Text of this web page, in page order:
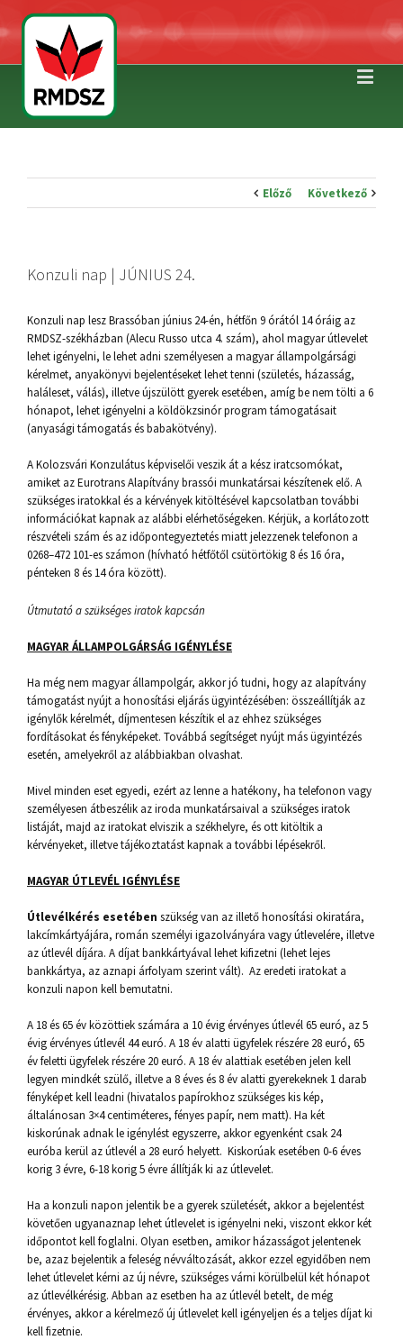
Előző Következő
Konzuli nap | JÚNIUS 24.
Konzuli nap lesz Brassóban június 24-én, hétfőn 9 órától 14 óráig az
RMDSZ-székházban (Alecu Russo utca 4. szám), ahol magyar útlevelet
lehet igényelni, le lehet adni személyesen a magyar állampolgársági
kérelmet, anyakönyvi bejelentéseket lehet tenni (születés, házasság,
haláleset, válás), illetve újszülött gyerek esetében, amíg be nem tölti a 6
hónapot, lehet igényelni a köldökzsinór program támogatásait
(anyasági támogatás és babakötvény).
A Kolozsvári Konzulátus képviselői veszik át a kész iratcsomókat,
amiket az Eurotrans Alapítvány brassói munkatársai készítenek elő. A
szükséges iratokkal és a kérvények kitöltésével kapcsolatban további
információkat kapnak az alábbi elérhetőségeken. Kérjük, a korlátozott
részvételi szám és az időpontegyeztetés miatt jelezzenek telefonon a
0268–472 101-es számon (hívható hétfőtől csütörtökig 8 és 16 óra,
pénteken 8 és 14 óra között).
Útmutató a szükséges iratok kapcsán
MAGYAR ÁLLAMPOLGÁRSÁG IGÉNYLÉSE
Ha még nem magyar állampolgár, akkor jó tudni, hogy az alapítvány
támogatást nyújt a honosítási eljárás ügyintézésében: összeállítják az
igénylők kérelmét, díjmentesen készítik el az ehhez szükséges
fordításokat és fényképeket. Továbbá segítséget nyújt más ügyintézés
esetén, amelyekről az alábbiakban olvashat.
Mivel minden eset egyedi, ezért az lenne a hatékony, ha telefonon vagy
személyesen átbeszélik az iroda munkatársaival a szükséges iratok
listáját, majd az iratokat elviszik a székhelyre, és ott kitöltik a
kérvényeket, illetve tájékoztatást kapnak a további lépésekről.
MAGYAR ÚTLEVÉL IGÉNYLÉSE
Útlevélkérés esetében szükség van az illető honosítási okiratára,
lakcímkártyájára, román személyi igazolványára vagy útlevelére, illetve
az útlevél díjára. A díjat bankkártyával lehet kifizetni (lehet lejes
bankkártya, az aznapi árfolyam szerint vált). Az eredeti iratokat a
konzuli napon kell bemutatni.
A 18 és 65 év közöttiek számára a 10 évig érvényes útlevél 65 euró, az 5
évig érvényes útlevél 44 euró. A 18 év alatti ügyfelek részére 28 euró, 65
év feletti ügyfelek részére 20 euró. A 18 év alattiak esetében jelen kell
legyen mindkét szülő, illetve a 8 éves és 8 év alatti gyerekeknek 1 darab
fényképet kell leadni (hivatalos papírokhoz szükséges kis kép,
általánosan 3×4 centiméteres, fényes papír, nem matt). Ha két
kiskorúnak adnak le igénylést egyszerre, akkor egyenként csak 24
euróba kerül az útlevél a 28 euró helyett. Kiskorúak esetében 0-6 éves
korig 3 évre, 6-18 korig 5 évre állítják ki az útlevelet.
Ha a konzuli napon jelentik be a gyerek születését, akkor a bejelentést
követően ugyanaznap lehet útlevelet is igényelni neki, viszont ekkor két
időpontot kell foglalni. Olyan esetben, amikor házasságot jelentenek
be, azaz bejelentik a feleség névváltozását, akkor ezzel egyidőben nem
lehet útlevelet kérni az új névre, szükséges várni körülbelül két hónapot
az útlevélkérésig. Abban az esetben ha az útlevél betelt, de még
érvényes, akkor a kérelmező új útlevelet kell igényeljen és a teljes díjat ki
kell fizetnie.